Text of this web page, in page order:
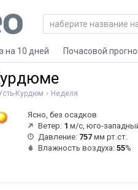
на 10 дней Почасовой
Курдюм Неделя
Ясно, без осадков
Ветер: 1 м/с, юго-
Давление: 757 мм рт.ст.
Влажность воздуха: 55%